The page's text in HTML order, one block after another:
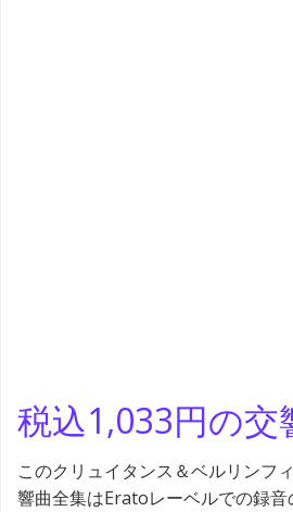
税込1,033円の交
このクリュイタンス＆ベルリンフ
響曲全集はEratoレーベルでの録